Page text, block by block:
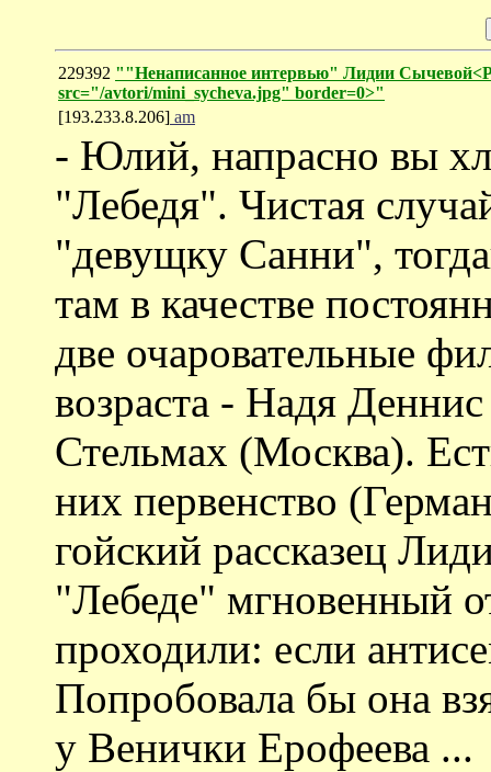
229392 ""Ненаписанное интервью" Лидии
src="/avtori/mini_sycheva.jpg" border=0>"
[193.233.8.206] am
- Юлий, напрасно вы
"Лебедя". Чистая
"девущку Санни",
там в качестве
две очаровательные
возраста - Надя
Стельмах (Москва).
них первенство
гойский рассказец
"Лебеде" мгновенный
проходили: если
Попробовала бы она
у Венички Ерофеева ...